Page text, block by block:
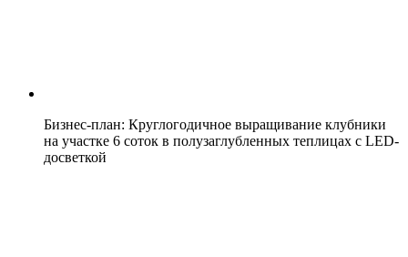
Бизнес-план: Круглогодичное выращивание клубники
на участке 6 соток в полузаглубленных теплицах с LED-
досветкой